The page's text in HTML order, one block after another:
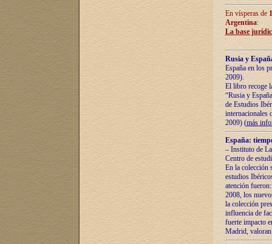
En vísperas de
Argentina:
La base
Rusia y
España en los
2009).
El libro recoge
“Rusia y
de Estudios
internacionales
2009) (más
España:
– Instituto de
Centro de
En la colección
estudios
atención
2008, los
la colección
influencia de
fuerte impacto
Madrid,